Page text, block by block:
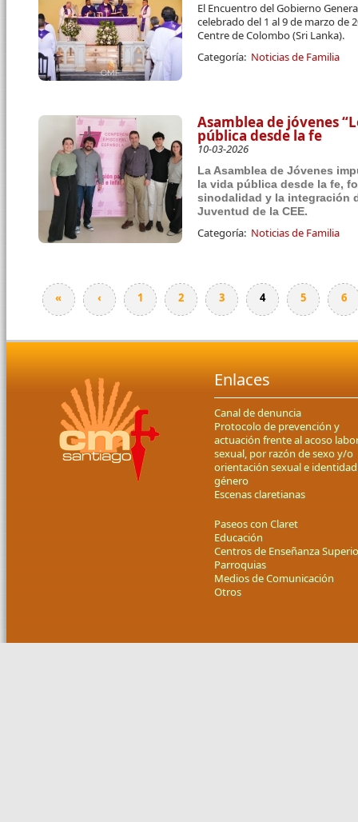
El Encuentro del Gobierno
celebrado del 1 al 9 de marzo de
Centre de Colombo (Sri Lanka).
Categoría: Noticias de Familia
Asamblea de jóvenes
pública desde la fe
10-03-2026
La Asamblea de Jóvenes
la vida pública desde la fe,
sinodalidad y la integración
Juventud de la CEE.
Categoría: Noticias de Familia
Páginas
« ‹ 1 2 3 4 5 6
Enlaces
Canal de denuncia
Protocolo de prevención y
actuación frente al acoso
sexual, por razón de sexo y/o
orientación sexual e
género
Escenas claretianas
Paseos con Claret
Educación
Centros de Enseñanza
Parroquias
Medios de Comunicación
Otros